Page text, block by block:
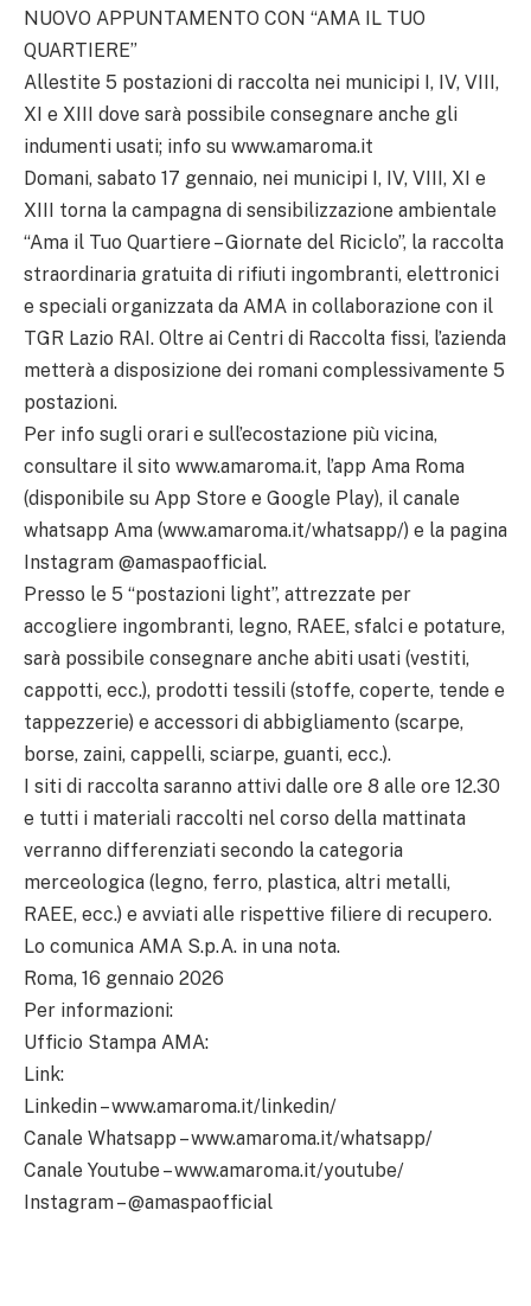
NUOVO APPUNTAMENTO CON “AMA IL TUO
QUARTIERE”
Allestite 5 postazioni di raccolta nei municipi I, IV, VIII,
XI e XIII dove sarà possibile consegnare anche gli
indumenti usati; info su www.amaroma.it
Domani, sabato 17 gennaio, nei municipi I, IV, VIII, XI e
XIII torna la campagna di sensibilizzazione ambientale
“Ama il Tuo Quartiere – Giornate del Riciclo”, la raccolta
straordinaria gratuita di rifiuti ingombranti, elettronici
e speciali organizzata da AMA in collaborazione con il
TGR Lazio RAI. Oltre ai Centri di Raccolta fissi, l’azienda
metterà a disposizione dei romani complessivamente 5
postazioni.
Per info sugli orari e sull’ecostazione più vicina,
consultare il sito www.amaroma.it, l’app Ama Roma
(disponibile su App Store e Google Play), il canale
whatsapp Ama (www.amaroma.it/whatsapp/) e la pagina
Instagram @amaspaofficial.
Presso le 5 “postazioni light”, attrezzate per
accogliere ingombranti, legno, RAEE, sfalci e potature,
sarà possibile consegnare anche abiti usati (vestiti,
cappotti, ecc.), prodotti tessili (stoffe, coperte, tende e
tappezzerie) e accessori di abbigliamento (scarpe,
borse, zaini, cappelli, sciarpe, guanti, ecc.).
I siti di raccolta saranno attivi dalle ore 8 alle ore 12.30
e tutti i materiali raccolti nel corso della mattinata
verranno differenziati secondo la categoria
merceologica (legno, ferro, plastica, altri metalli,
RAEE, ecc.) e avviati alle rispettive filiere di recupero.
Lo comunica AMA S.p.A. in una nota.
Roma, 16 gennaio 2026
Per informazioni:
Ufficio Stampa AMA:
Link:
Linkedin – www.amaroma.it/linkedin/
Canale Whatsapp – www.amaroma.it/whatsapp/
Canale Youtube – www.amaroma.it/youtube/
Instagram – @amaspaofficial